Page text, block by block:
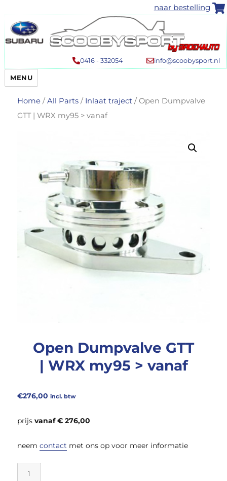
naar bestelling
0416 - 332054 info@scoobysport.nl
MENU
Home /All Parts / Inlaat traject / Open Dumpvalve
GTT | WRX my95 > vanaf
Open Dumpvalve GTT
| WRX my95 > vanaf
€276,00 incl. btw
prijsvanaf € 276,00
neemcontact met ons op voor meer informatie
Open